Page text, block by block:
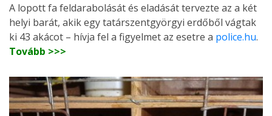
A lopott fa feldarabolását és eladását tervezte az a két
helyi barát, akik egy tatárszentgyörgyi erdőből vágtak
ki 43 akácot – hívja fel a figyelmet az esetre a police.hu.
Tovább >>>